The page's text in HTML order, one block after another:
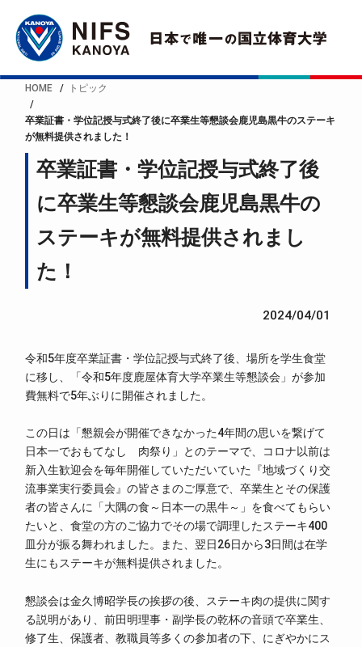
HOME トピック
卒業証書・学位記授与式終了後に卒業生等懇談会鹿児島黒牛のステーキ
が無料提供されました！
卒業証書・学位記授与式終了後
に卒業生等懇談会鹿児島黒牛の
ステーキが無料提供されまし
た！
2024/04/01
令和5年度卒業証書・学位記授与式終了後、場所を学生食堂
に移し、「令和5年度鹿屋体育大学卒業生等懇談会」が参加
費無料で5年ぶりに開催されました。
この日は「懇親会が開催できなかった4年間の思いを繋げて
日本一でおもてなし 肉祭り」とのテーマで、コロナ以前は
新入生歓迎会を毎年開催していただいていた『地域づくり交
流事業実行委員会』の皆さまのご厚意で、卒業生とその保護
者の皆さんに「大隅の食～日本一の黒牛～」を食べてもらい
たいと、食堂の方のご協力でその場で調理したステーキ400
皿分が振る舞われました。また、翌日26日から3日間は在学
生にもステーキが無料提供されました。
懇談会は金久博昭学長の挨拶の後、ステーキ肉の提供に関す
る説明があり、前田明理事・副学長の乾杯の音頭で卒業生、
修了生、保護者、教職員等多くの参加者の下、にぎやかにス